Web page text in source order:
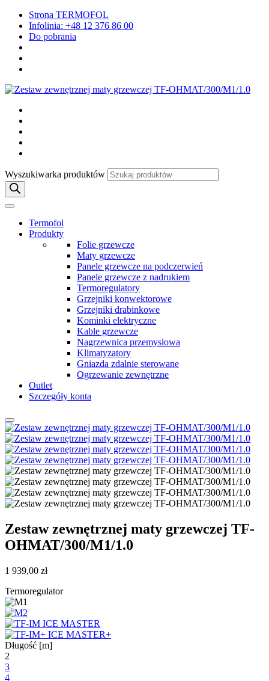
Strona TERMOFOL
Infolinia: +48 12 376 86 00
Do pobrania
Wyszukiwarka produktów
Termofol
Produkty
Folie grzewcze
Maty grzewcze
Panele grzewcze na podczerwień
Panele grzewcze z nadrukiem
Termoregulatory
Grzejniki konwektorowe
Grzejniki drabinkowe
Kominki elektryczne
Kable grzewcze
Nagrzewnica przemysłowa
Klimatyzatory
Gniazda zdalnie sterowane
Ogrzewanie zewnętrzne
Outlet
Szczegóły konta
Zestaw zewnętrznej maty grzewczej TF-
OHMAT/300/M1/1.0
1 939,00 zł
Termoregulator
Długość [m]
2
3
4